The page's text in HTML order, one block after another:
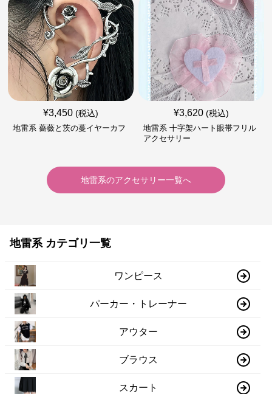
¥3,450 (税込)
地雷系 薔薇と茨の蔓イヤーカフ
¥3,620 (税込)
地雷系 十字架ハート眼帯フリル
アクセサリー
地雷系のアクセサリー一覧へ
地雷系 カテゴリ一覧
ワンピース
パーカー・トレーナー
アウター
ブラウス
スカート